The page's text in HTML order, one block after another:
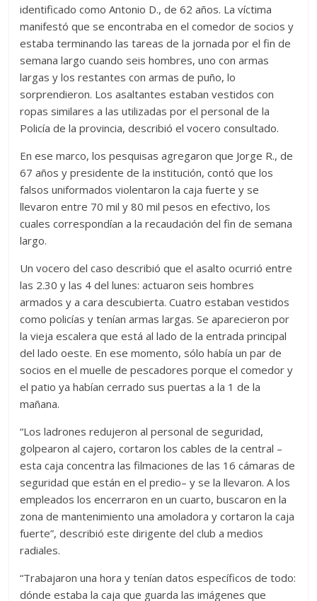
identificado como Antonio D., de 62 años. La víctima
manifestó que se encontraba en el comedor de socios y
estaba terminando las tareas de la jornada por el fin de
semana largo cuando seis hombres, uno con armas
largas y los restantes con armas de puño, lo
sorprendieron. Los asaltantes estaban vestidos con
ropas similares a las utilizadas por el personal de la
Policía de la provincia, describió el vocero consultado.
En ese marco, los pesquisas agregaron que Jorge R., de
67 años y presidente de la institución, contó que los
falsos uniformados violentaron la caja fuerte y se
llevaron entre 70 mil y 80 mil pesos en efectivo, los
cuales correspondían a la recaudación del fin de semana
largo.
Un vocero del caso describió que el asalto ocurrió entre
las 2.30 y las 4 del lunes: actuaron seis hombres
armados y a cara descubierta. Cuatro estaban vestidos
como policías y tenían armas largas. Se aparecieron por
la vieja escalera que está al lado de la entrada principal
del lado oeste. En ese momento, sólo había un par de
socios en el muelle de pescadores porque el comedor y
el patio ya habían cerrado sus puertas a la 1 de la
mañana.
“Los ladrones redujeron al personal de seguridad,
golpearon al cajero, cortaron los cables de la central –
esta caja concentra las filmaciones de las 16 cámaras de
seguridad que están en el predio– y se la llevaron. A los
empleados los encerraron en un cuarto, buscaron en la
zona de mantenimiento una amoladora y cortaron la caja
fuerte”, describió este dirigente del club a medios
radiales.
“Trabajaron una hora y tenían datos específicos de todo:
dónde estaba la caja que guarda las imágenes que